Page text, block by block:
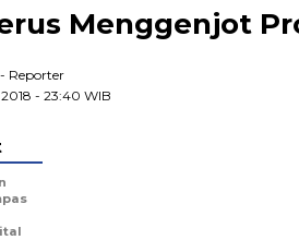
Menggenjot
- Reporter
- 23:40 WIB